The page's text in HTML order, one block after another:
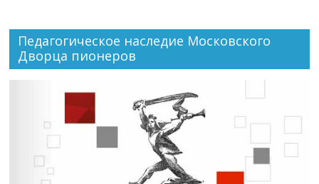
Педагогическое наследие Московского
Дворца пионеров